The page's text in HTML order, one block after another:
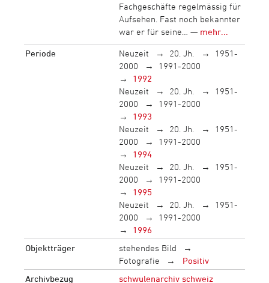
Fachgeschäfte regelmässig für
Aufsehen. Fast noch bekannter
war er für seine… — mehr...
Periode Neuzeit 20. Jh.
1951-
2000
1991-2000
1992
Neuzeit
20. Jh.
1951-
2000
1991-2000
1993
Neuzeit
20. Jh.
1951-
2000
1991-2000
1994
Neuzeit
20. Jh.
1951-
2000
1991-2000
1995
Neuzeit
20. Jh.
1951-
2000
1991-2000
1996
Objektträger
stehendes Bild
Fotografie
Positiv
Archivbezug
schwulenarchiv schweiz